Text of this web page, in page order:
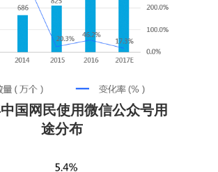
国网民使用微信公众号用
途分布